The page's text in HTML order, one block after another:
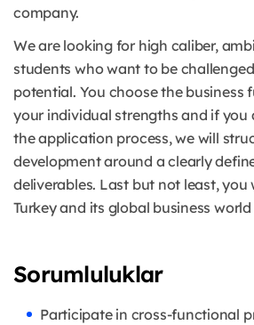
company.
We are looking for high caliber,
students who want to be
potential. You choose the business
your individual strengths and if you
the application process, we will
development around a clearly
deliverables. Last but not least, you
Turkey and its global business
Sorumluluklar
Participate in cross-functional